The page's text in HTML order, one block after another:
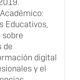
Educativos,
sobre
de
digital
y el